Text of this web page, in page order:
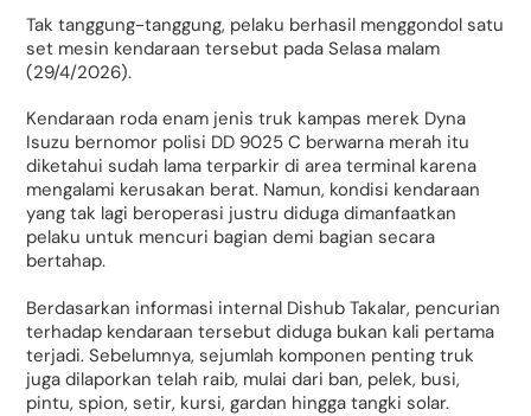
Tak tanggung-tanggung, pelaku berhasil menggondol satu
set mesin kendaraan tersebut pada Selasa malam
(29/4/2026).
Kendaraan roda enam jenis truk kampas merek Dyna
Isuzu bernomor polisi DD 9025 C berwarna merah itu
diketahui sudah lama terparkir di area terminal karena
mengalami kerusakan berat. Namun, kondisi kendaraan
yang tak lagi beroperasi justru diduga dimanfaatkan
pelaku untuk mencuri bagian demi bagian secara
bertahap.
Berdasarkan informasi internal Dishub Takalar, pencurian
terhadap kendaraan tersebut diduga bukan kali pertama
terjadi. Sebelumnya, sejumlah komponen penting truk
juga dilaporkan telah raib, mulai dari ban, pelek, busi,
pintu, spion, setir, kursi, gardan hingga tangki solar.